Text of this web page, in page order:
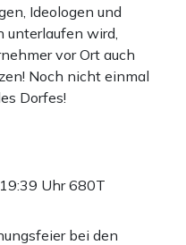
Ideologen und
wird,
vor Ort auch
Noch nicht einmal
Dorfes!
Uhr680T
bei den